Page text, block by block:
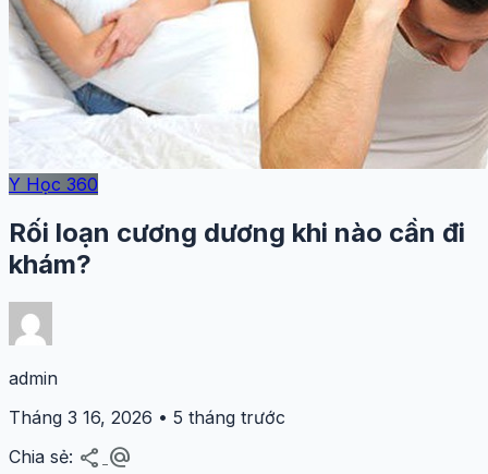
Y Học 360
Rối loạn cương dương khi nào cần đi
khám?
admin
Tháng 3 16, 2026 • 5 tháng trước
Chia sẻ: share alternate_email